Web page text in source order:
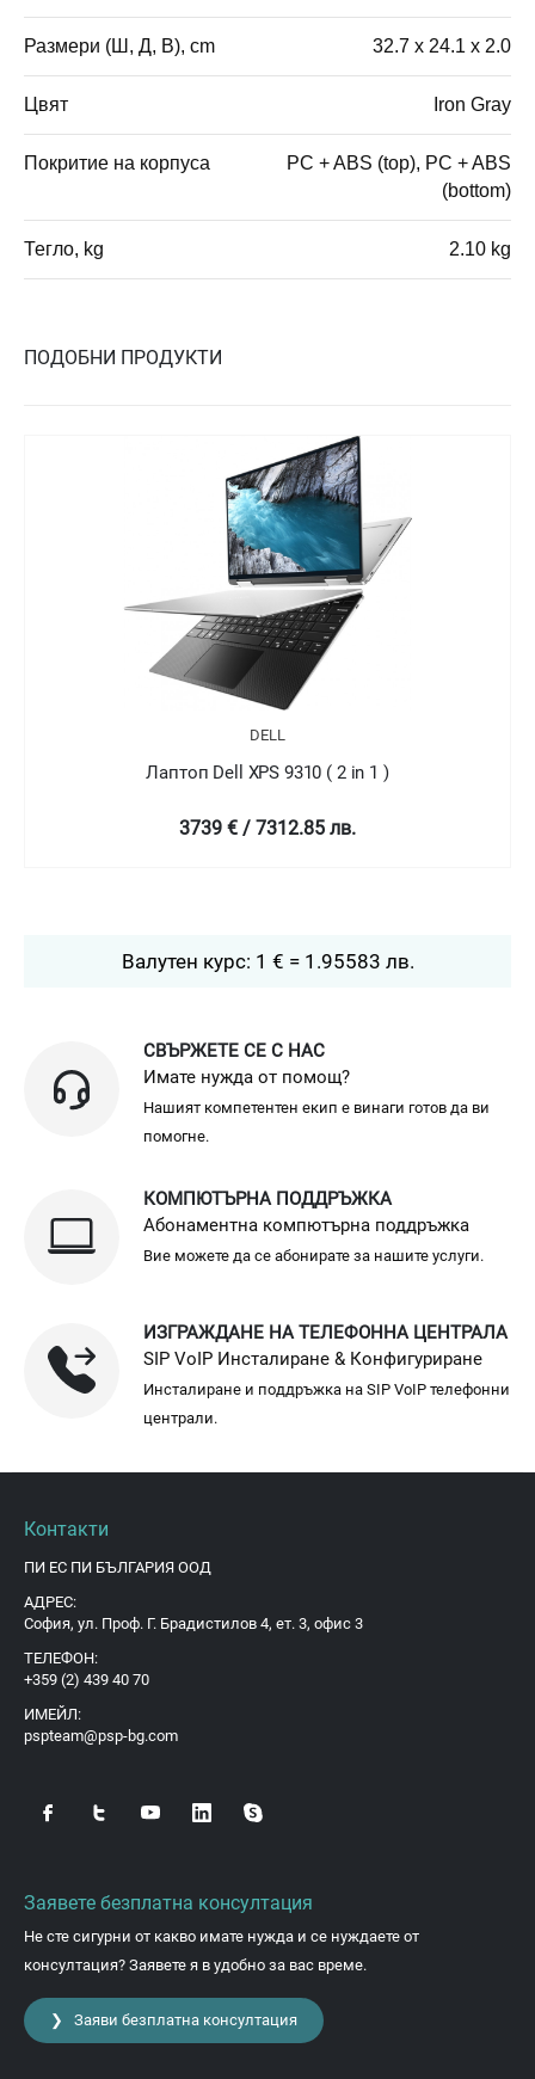
Размери (Ш, Д, В), cm 32.7 x 24.1 x 2.0
Цвят Iron Gray
Покритие на корпуса
PC + ABS (top), PC + ABS
(bottom)
Тегло, kg 2.10 kg
ПОДОБНИ ПРОДУКТИ
DELL
Лаптоп Dell XPS 9310 ( 2 in 1 )
4758.99 € / 9307.78 лв.
Валутен курс: 1 € = 1.95583 лв.
СВЪРЖЕТЕ СЕ С НАС
Имате нужда от помощ?
Нашият компетентен екип е винаги готов да ви
помогне.
КОМПЮТЪРНА ПОДДРЪЖКА
Абонаментна компютърна поддръжка
Вие можете да се абонирате за нашите услуги.
ИЗГРАЖДАНЕ НА ТЕЛЕФОННА ЦЕНТРАЛА
SIP VoIP Инсталиране & Конфигуриране
Инсталиране и поддръжка на SIP VoIP телефонни
централи.
Контакти
ПИ ЕС ПИ БЪЛГАРИЯ ООД
АДРЕС:
София, ул. Проф. Г. Брадистилов 4, ет. 3, офис 3
ТЕЛЕФОН:
+359 (2) 439 40 70
ИМЕЙЛ:
pspteam@psp-bg.com
Заявете безплатна консултация
Не сте сигурни от какво имате нужда и се нуждаете от
консултация? Заявете я в удобно за вас време.
❯ Заяви безплатна консултация